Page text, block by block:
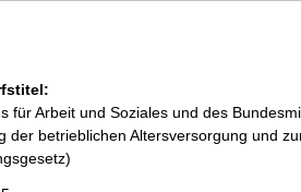
für Arbeit und Soziales und des
der betrieblichen Altersversorgung und